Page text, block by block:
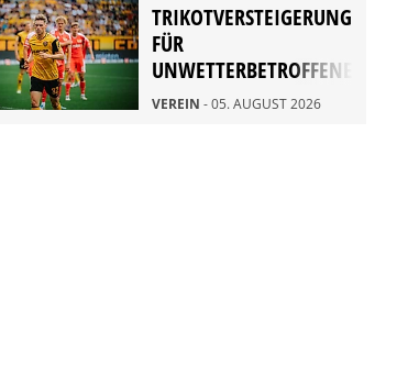
TRIKOTVERSTEIGERUNG
FÜR
UNWETTERBETROFFENE
IN RATHEN
VEREIN - 05. AUGUST 2026